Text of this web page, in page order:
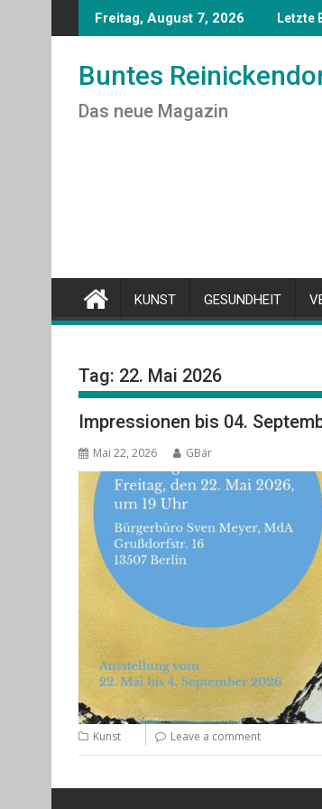
to
Freitag, August 7, 2026 Letzte
Buntes
Das neue Magazin
KUNST GESUNDHEIT
Tag: 22. Mai 2026
Impressionen bis 04.
Mai 22, 2026 GBär
Kunst Leave a comment